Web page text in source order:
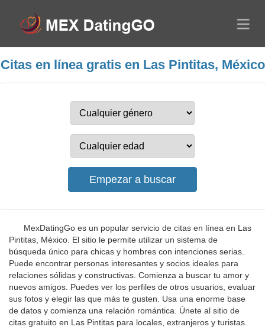
Citas en línea gratis en Las Pintitas, México
MexDatingGo es un popular servicio de citas en línea en Las
Pintitas, México. El sitio le permite utilizar un sistema de
búsqueda único para chicas y hombres con intenciones serias.
Puede encontrar personas interesantes y socios ideales para
relaciones sólidas y constructivas. Comienza a buscar tu amor y
nuevos amigos. Puedes ver los perfiles de otros usuarios, evaluar
sus fotos y elegir las que más te gusten. Usa una enorme base
de datos y comienza una relación romántica. Únete al sitio de
citas gratuito en Las Pintitas para locales, extranjeros y turistas.